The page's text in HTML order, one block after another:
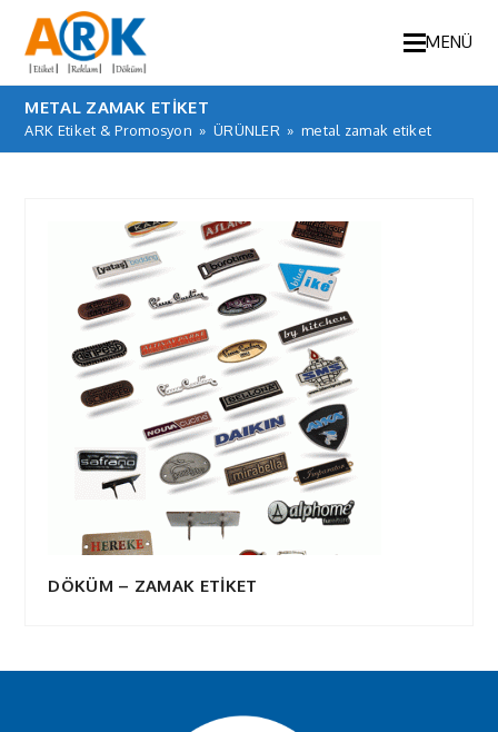
MENÜ
METAL ZAMAK ETIKET
ARK Etiket & Promosyon » ÜRÜNLER » metal zamak etiket
DÖKÜM – ZAMAK ETİKET